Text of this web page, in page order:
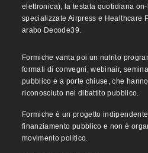
elettronica), la testata quotidiana
specializzate Airpress e Healthcare
arabo Decode39.
Formiche vanta poi un nutrito
formati di convegni, webinair,
pubblico e a porte chiuse, che
riconosciuto nel dibattito pubblico.
Formiche è un progetto
finanziamento pubblico e non è
movimento politico.